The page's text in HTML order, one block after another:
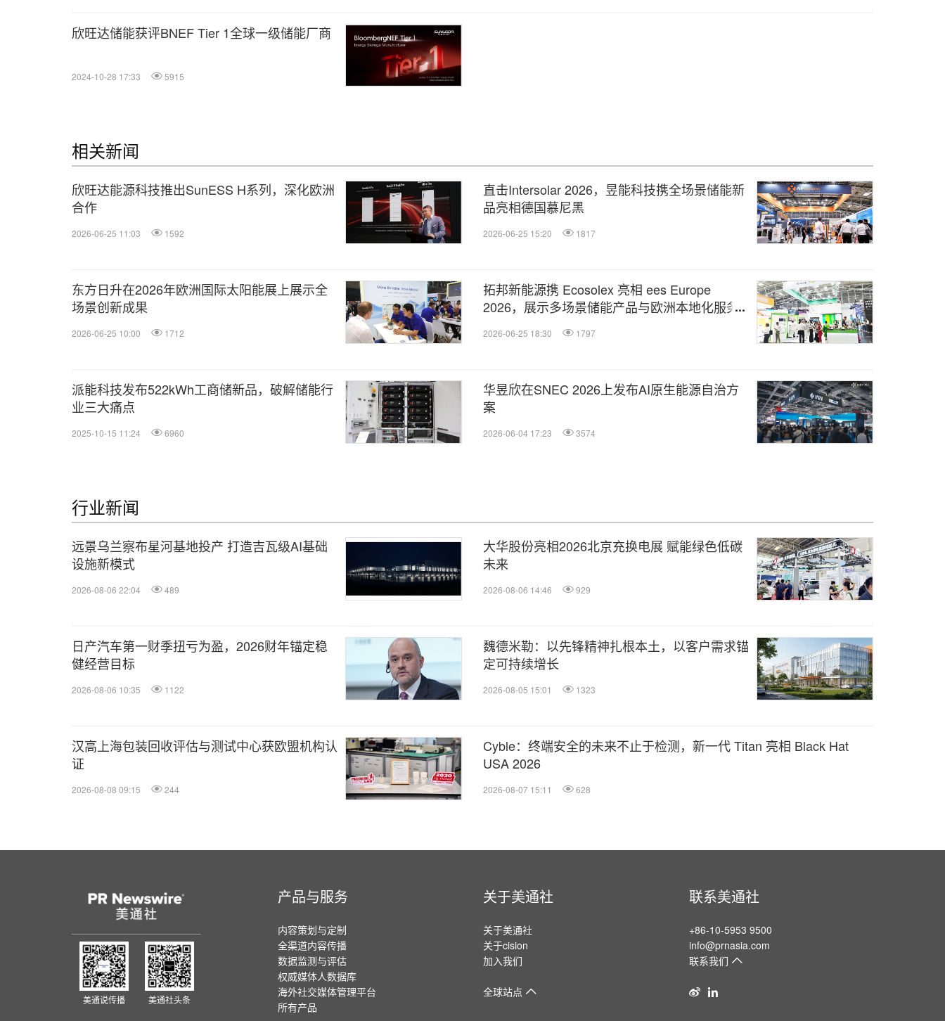
欣旺达储能获评BNEF Tier 1全球一级储能厂商
2024-10-28 17:33 5915
相关新闻
欣旺达能源科技推出SunESS H系列，深化欧洲
合作
2026-06-25 11:03 1592
直击Intersolar 2026，昱能科技携全场景储能新
品亮相德国慕尼黑
2026-06-25 15:20 1817
东方日升在2026年欧洲国际太阳能展上展示全
场景创新成果
2026-06-25 10:00 1712
拓邦新能源携 Ecosolex 亮相 ees Europe
2026，展示多场景储能产品与欧洲本地化服务
2026-06-25 18:30 1797
派能科技发布522kWh工商储新品，破解储能行
业三大痛点
2025-10-15 11:24 6960
华昱欣在SNEC 2026上发布AI原生能源自治方
案
2026-06-04 17:23 3574
行业新闻
远景乌兰察布星河基地投产 打造吉瓦级AI基础
设施新模式
2026-08-06 22:04 489
大华股份亮相2026北京充换电展 赋能绿色低碳
未来
2026-08-06 14:46 929
日产汽车第一财季扭亏为盈，2026财年锚定稳
健经营目标
2026-08-06 10:35 1122
魏德米勒：以先锋精神扎根本土，以客户需求锚
定可持续增长
2026-08-05 15:01 1323
汉高上海包装回收评估与测试中心获欧盟机构认
证
2026-08-08 09:15 244
Cyble：终端安全的未来不止于检测，新一代 Titan 亮相 Black Hat
USA 2026
2026-08-07 15:11 628
美通说传播 美通社头条
产品与服务
内容策划与定制
全渠道内容传播
数据监测与评估
权威媒体人数据库
海外社交媒体管理平台
所有产品
关于美通社
关于美通社
关于cision
加入我们
全球站点
联系美通社
+86-10-5953 9500
info@prnasia.com
联系我们